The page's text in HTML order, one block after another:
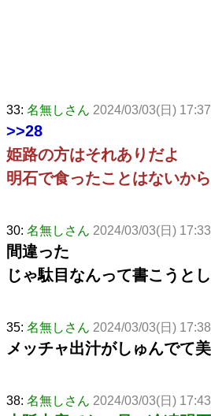
33: 名無しさん 2024/03/03(日)
>>28
姫路の方はそれありだよ
明石で食ったことはないか
30: 名無しさん 2024/03/03(日)
間違った
じゃ駄目なんって書こうと
35: 名無しさん 2024/03/03(日)
メッチャ出汁がしゅんでて
38: 名無しさん 2024/03/03(日)